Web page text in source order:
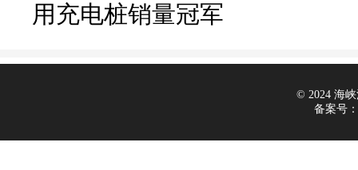
用充电桩销量冠军
© 2024 海峡
备案号：